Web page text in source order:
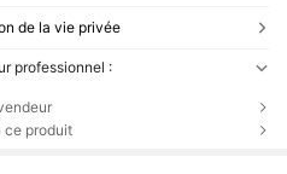
de la vie privée
professionnel :
ce produit